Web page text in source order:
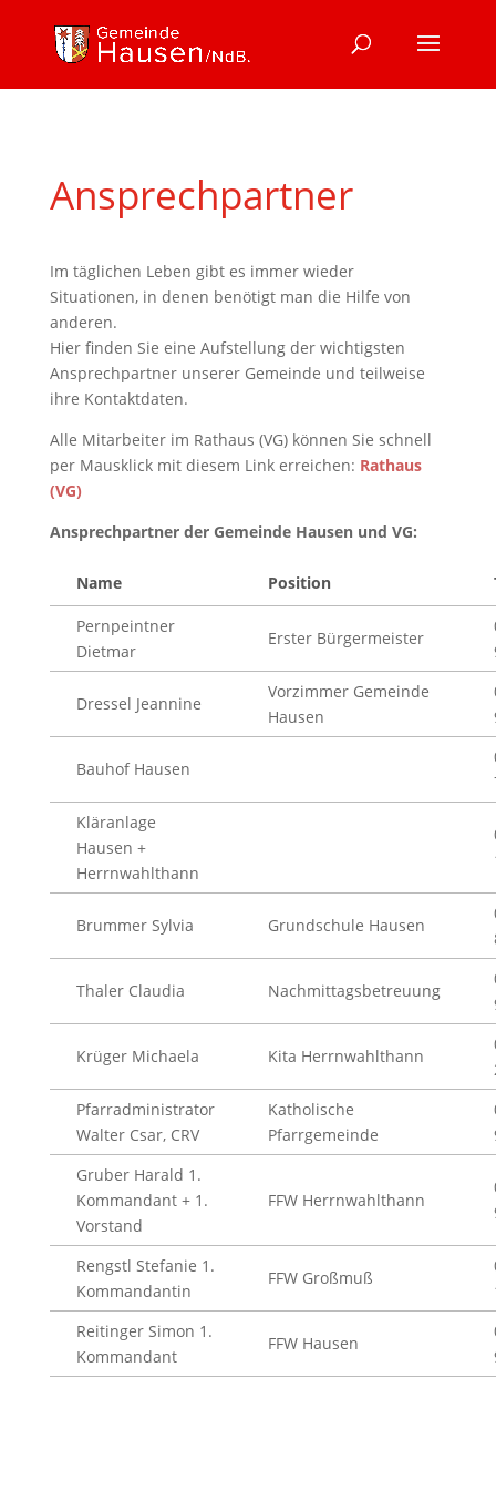
Ansprechpartner
Im täglichen Leben gibt es immer wieder
Situationen, in denen benötigt man die Hilfe von
anderen.
Hier finden Sie eine Aufstellung der wichtigsten
Ansprechpartner unserer Gemeinde und teilweise
ihre Kontaktdaten.
Alle Mitarbeiter im Rathaus (VG) können Sie schnell
per Mausklick mit diesem Link erreichen: Rathaus
(VG)
Ansprechpartner der Gemeinde Hausen und VG:
Name Position
Pernpeintner
Dietmar
Erster Bürgermeister
Dressel Jeannine
Vorzimmer Gemeinde
Hausen
Bauhof Hausen
Kläranlage
Hausen +
Herrnwahlthann
Brummer Sylvia Grundschule Hausen
Thaler Claudia Nachmittagsbetreuung
Krüger Michaela Kita Herrnwahlthann
Pfarradministrator
Walter Csar, CRV
Katholische
Pfarrgemeinde
Gruber Harald 1.
Kommandant + 1.
Vorstand
FFW Herrnwahlthann
Rengstl Stefanie 1.
Kommandantin
FFW Großmuß
Reitinger Simon 1.
Kommandant
FFW Hausen